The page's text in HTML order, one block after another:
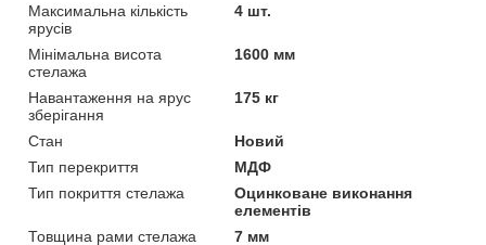
Максимальна кількість
ярусів
4 шт.
Мінімальна висота
стелажа
1600 мм
Навантаження на ярус
зберігання
175 кг
Стан
Новий
Тип перекриття
МДФ
Тип покриття стелажа
Оцинковане виконання
елементів
Товщина рами стелажа
7 мм